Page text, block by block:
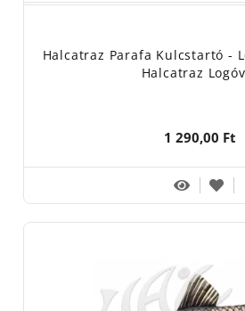
Halcatraz Parafa Kulcstartó -
Halcatraz
1 290,00 Ft